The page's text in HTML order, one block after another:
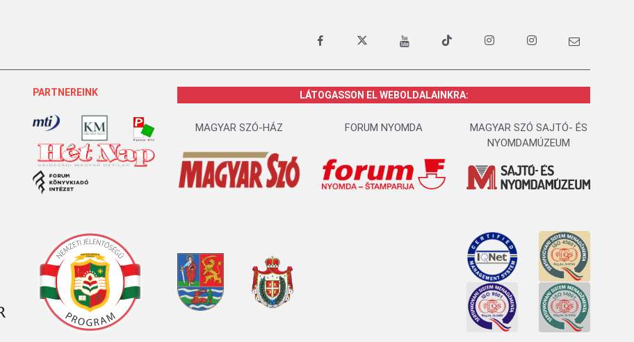
PARTNEREINK LÁTOGASSON EL WEBOLDALAINKRA:
MAGYAR SZÓ-HÁZ FORUM NYOMDA
MAGYAR SZÓ SAJTÓ- ÉS
NYOMDAMÚZEUM